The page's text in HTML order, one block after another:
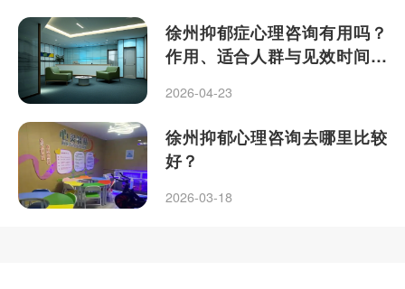
徐州抑郁症心理咨询有用吗？
作用、适合人群与见效时间解
2026-04-23
徐州抑郁心理咨询去哪里比较
好？
2026-03-18